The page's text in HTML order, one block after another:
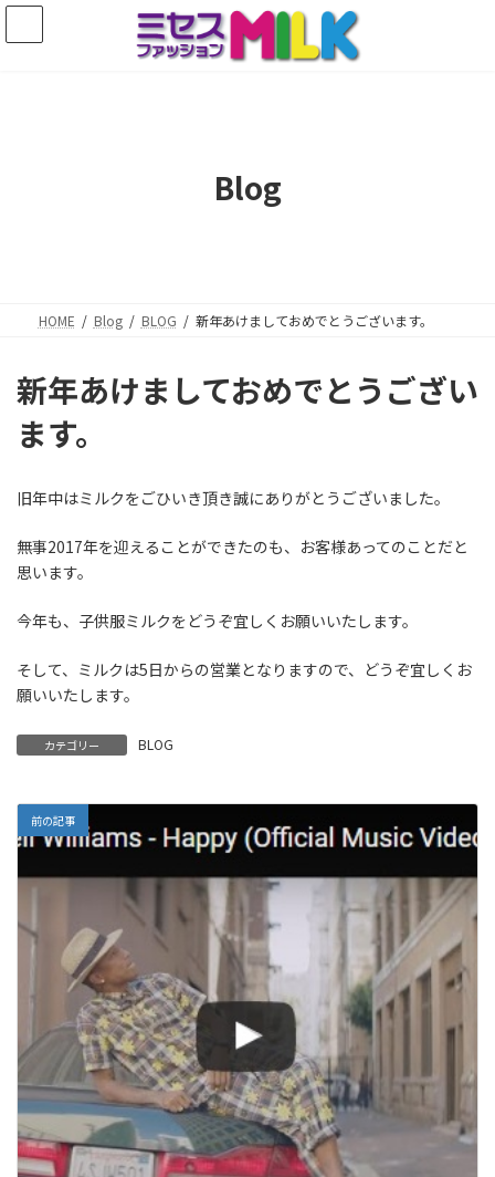
コ
ナ
Blog
HOME Blog BLOG 新年あけましておめでとうございます。
新年あけましておめでとうござい
ます。
旧年中はミルクをごひいき頂き誠にありがとうございました。
無事2017年を迎えることができたのも、お客様あってのことだと
思います。
今年も、子供服ミルクをどうぞ宜しくお願いいたします。
そして、ミルクは5日からの営業となりますので、どうぞ宜しくお
願いいたします。
カテゴリー BLOG
前の記事